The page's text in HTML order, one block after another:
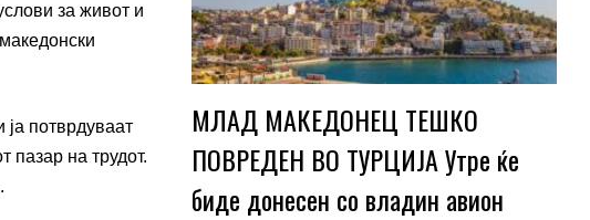
за живот и
потврдуваат
пазар на трудот.
МЛАД МАКЕДОНЕЦ ТЕШКО
ПОВРЕДЕН ВО ТУРЦИЈА Утре ќе
биде донесен со владин авион